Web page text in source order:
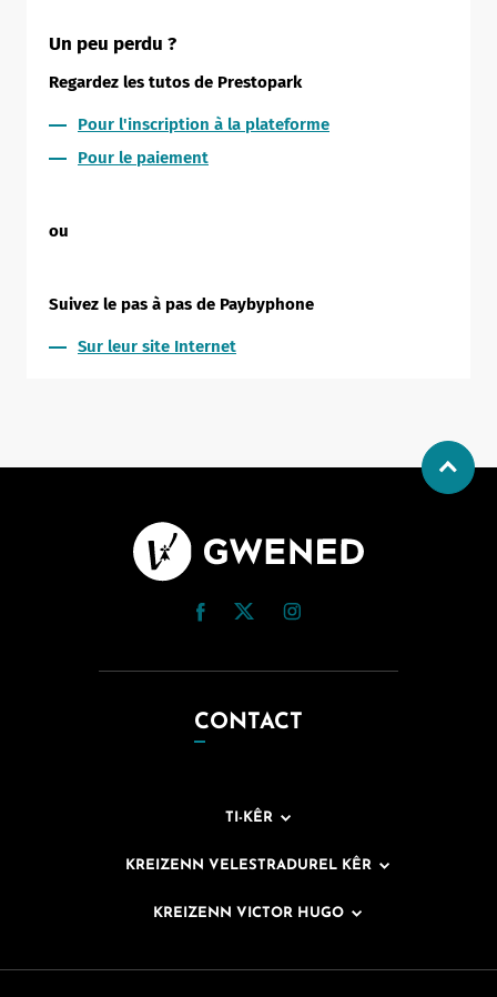
Un peu perdu ?
Regardez les tutos de Prestopark
Pour l'inscription à la plateforme
Pour le paiement
ou
Suivez le pas à pas de Paybyphone
Sur leur site Internet
CONTACT
TI-KÊR
KREIZENN VELESTRADUREL KÊR
KREIZENN VICTOR HUGO